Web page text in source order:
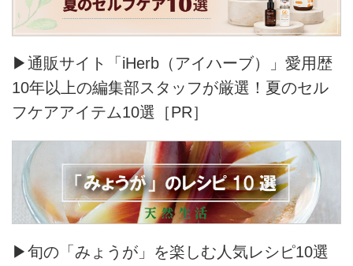
▶通販サイト「iHerb（アイハーブ）」愛用歴
10年以上の編集部スタッフが厳選！夏のセル
フケアアイテム10選［PR］
▶旬の「みょうが」を楽しむ人気レシピ10選